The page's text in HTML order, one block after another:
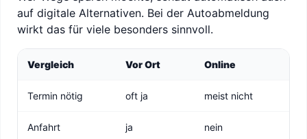
auf digitale Alternativen. Bei der Autoabmeldung
wirkt das für viele besonders sinnvoll.
Vergleich Vor Ort Online
Termin nötig oft ja meist nicht
Anfahrt ja nein